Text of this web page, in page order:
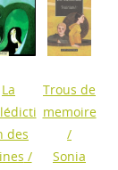
La
des
/
Trous de
memoire
/
Sonia